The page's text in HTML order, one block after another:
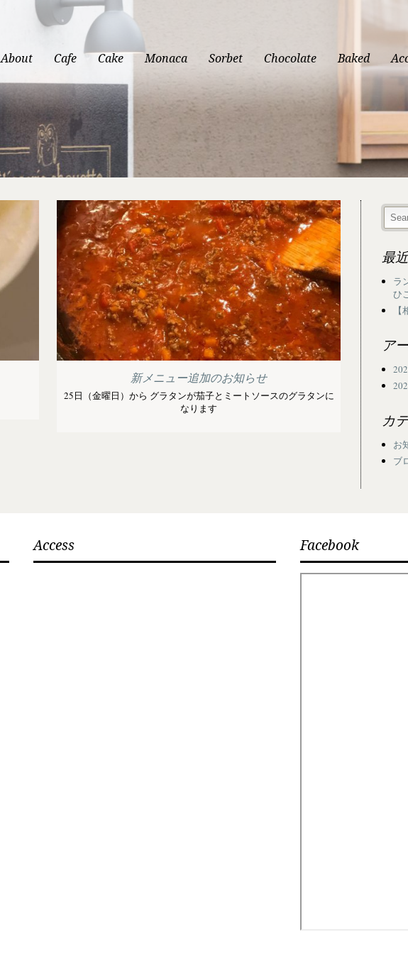
About Cafe Cake Monaca Sorbet Chocolate Baked
新メニュー追加のお知らせ
25日（金曜日）から グラタンが茄子とミートソースのグラタンに
なります
最
ラ
ひ
ア
カ
お
ブ
Access Facebook